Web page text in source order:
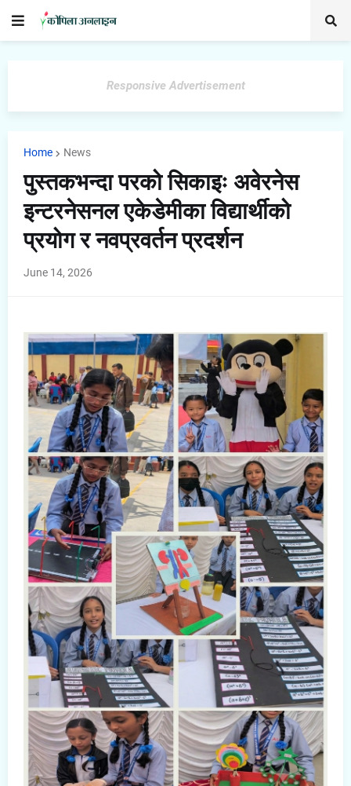
Responsive Advertisement
Home News
पुस्तकभन्दा परको सिकाइः अवेरनेस
इन्टरनेसनल एकेडेमीका विद्यार्थीको
प्रयोग र नवप्रवर्तन प्रदर्शन
June 14, 2026